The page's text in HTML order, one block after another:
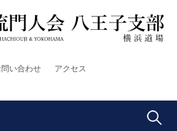
問い合わせ アクセス
検